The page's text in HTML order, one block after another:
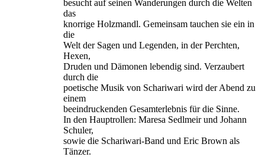
besucht auf seinen Wanderungen durch die Welten
das
knorrige Holzmandl. Gemeinsam tauchen sie ein in
die
Welt der Sagen und Legenden, in der Perchten,
Hexen,
Druden und Dämonen lebendig sind. Verzaubert
durch die
poetische Musik von Schariwari wird der Abend zu
einem
beeindruckenden Gesamterlebnis für die Sinne.
In den Hauptrollen: Maresa Sedlmeir und Johann
Schuler,
sowie die Schariwari-Band und Eric Brown als
Tänzer.